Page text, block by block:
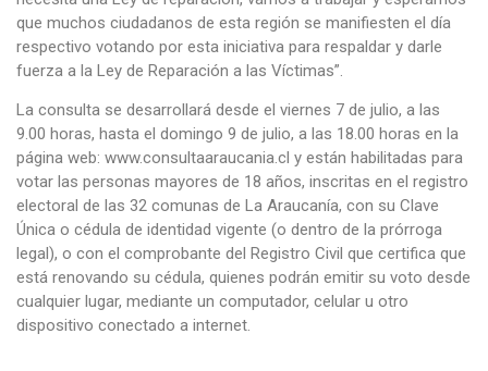
que muchos ciudadanos de esta región se manifiesten el día
respectivo votando por esta iniciativa para respaldar y darle
fuerza a la Ley de Reparación a las Víctimas”.
La consulta se desarrollará desde el viernes 7 de julio, a las
9.00 horas, hasta el domingo 9 de julio, a las 18.00 horas en la
página web: www.consultaaraucania.cl y están habilitadas para
votar las personas mayores de 18 años, inscritas en el registro
electoral de las 32 comunas de La Araucanía, con su Clave
Única o cédula de identidad vigente (o dentro de la prórroga
legal), o con el comprobante del Registro Civil que certifica que
está renovando su cédula, quienes podrán emitir su voto desde
cualquier lugar, mediante un computador, celular u otro
dispositivo conectado a internet.